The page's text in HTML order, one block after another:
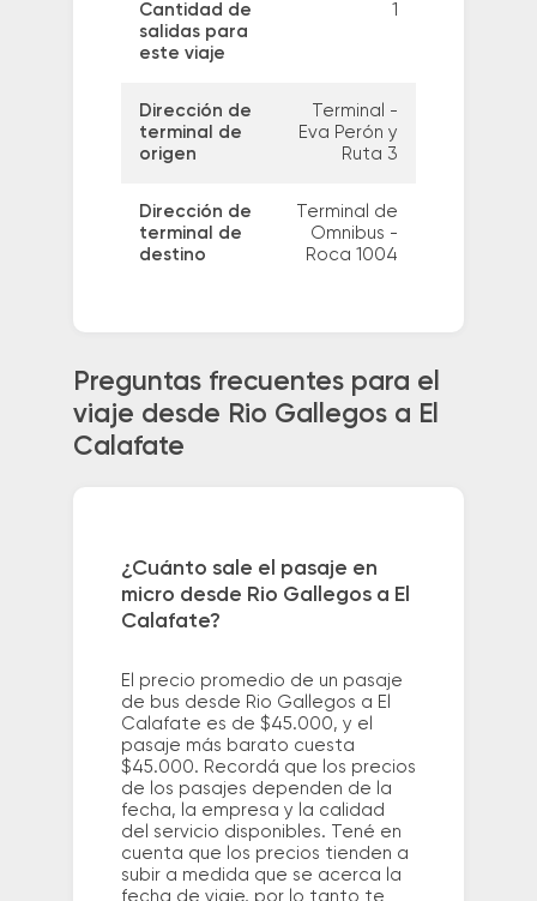
Cantidad de
salidas para
este viaje
1
Dirección de
terminal de
origen
Terminal -
Eva Perón y
Ruta 3
Dirección de
terminal de
destino
Terminal de
Omnibus -
Roca 1004
Preguntas frecuentes para el
viaje desde Rio Gallegos a El
Calafate
¿Cuánto sale el pasaje en
micro desde Rio Gallegos a El
Calafate?
El precio promedio de un pasaje
de bus desde Rio Gallegos a El
Calafate es de $45.000, y el
pasaje más barato cuesta
$45.000. Recordá que los precios
de los pasajes dependen de la
fecha, la empresa y la calidad
del servicio disponibles. Tené en
cuenta que los precios tienden a
subir a medida que se acerca la
fecha de viaje, por lo tanto te